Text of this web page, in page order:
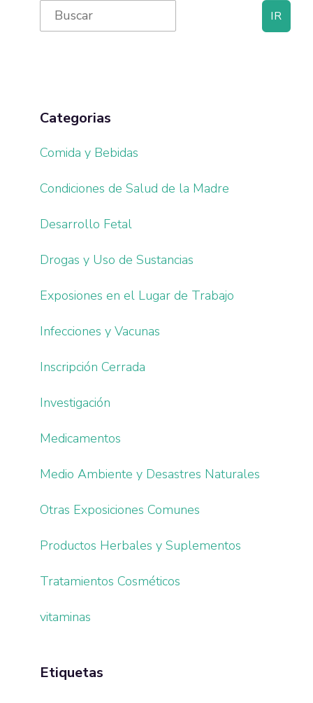
Primary
Sidebar
Search
for:
Categorias
Comida y Bebidas
Condiciones de Salud de la Madre
Desarrollo Fetal
Drogas y Uso de Sustancias
Exposiones en el Lugar de Trabajo
Infecciones y Vacunas
Inscripción Cerrada
Investigación
Medicamentos
Medio Ambiente y Desastres Naturales
Otras Exposiciones Comunes
Productos Herbales y Suplementos
Tratamientos Cosméticos
vitaminas
Etiquetas